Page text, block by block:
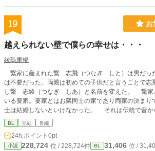
19 お
越えられない壁で僕らの幸せは・・・
綾瑪東暢
繋家に産まれた繋 志飛（つなぎ しと）は男だっ
は不要だった。両親は初めての子供だと言うことで志
し繋 志綾（つなぎ しあ）と名前を変えた。 繋家
いる要家。要家とはお隣同士の家であり両家の決まり
士は結婚しないといけなかった。 それは伝統で昔か
誰も変えることの出来ない伝統。 要家の三男とし
い）が産まれた。 この流れで行くと荼泉と志綾は結
どっちらも男。 伝統を守り､性別を隠しながら結婚す
を明かして追い出されるか・・・ ※267話完結
BL 完結 長編
24h.ポイント 0pt
小説 228,724 位 / 228,724件 BL 31,406 位 /